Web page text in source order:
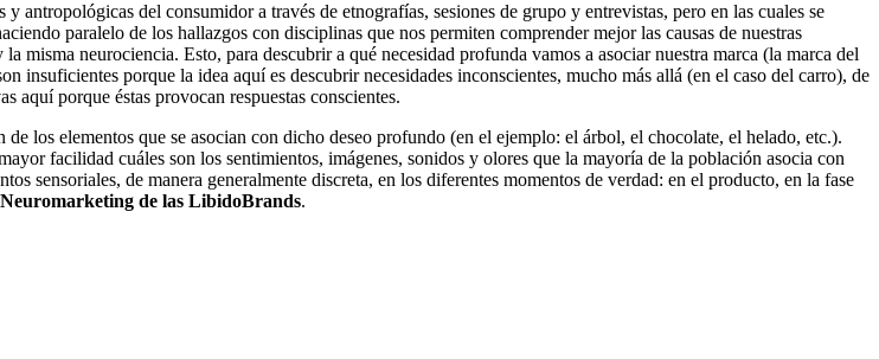
antropológicas del consumidor a través de etnografías, sesiones de grupo y entrevistas, pero en las cuales se
paralelo de los hallazgos con disciplinas que nos permiten comprender mejor las causas de nuestras
neurociencia. Esto, para descubrir a qué necesidad profunda vamos a asociar nuestra marca (la marca del
insuficientes porque la idea aquí es descubrir necesidades inconscientes, mucho más allá (en el caso del carro), de
aquí porque éstas provocan respuestas conscientes.
los elementos que se asocian con dicho deseo profundo (en el ejemplo: el árbol, el chocolate, el helado, etc.).
facilidad cuáles son los sentimientos, imágenes, sonidos y olores que la mayoría de la población asocia con
sensoriales, de manera generalmente discreta, en los diferentes momentos de verdad: en el producto, en la fase
Neuromarketing de las LibidoBrands.